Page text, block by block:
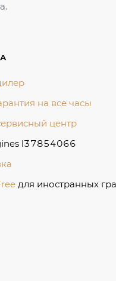
на все часы
центр
l37854066
для иностранных